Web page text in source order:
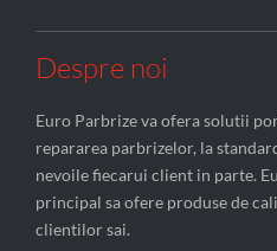
Despre noi
Euro Parbrize va ofera solutii
repararea parbrizelor, la
nevoile fiecarui client in parte.
principal sa ofere produse de
clientilor sai.